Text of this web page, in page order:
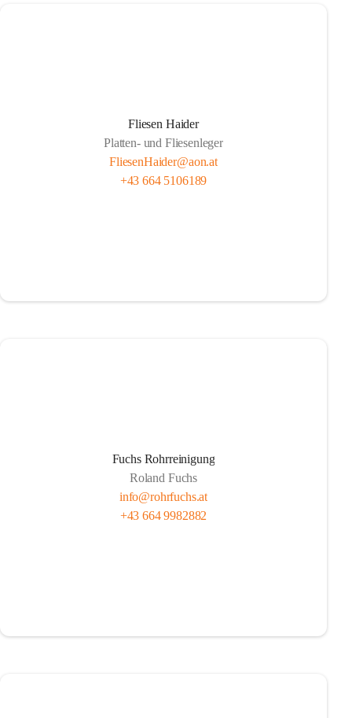
Fliesen Haider
Platten- und Fliesenleger
FliesenHaider@aon.at
+43 664 5106189
Fuchs Rohrreinigung
Roland Fuchs
info@rohrfuchs.at
+43 664 9982882